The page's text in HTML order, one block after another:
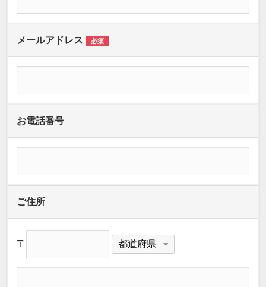
メールアドレス 必須
お電話番号
ご住所
〒